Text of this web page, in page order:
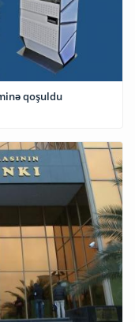
qoşuldu